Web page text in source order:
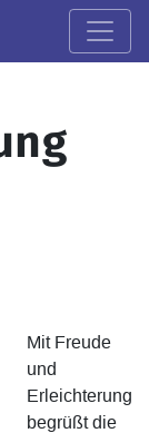
Mit Freude
und
Erleichterung
begrüßt die